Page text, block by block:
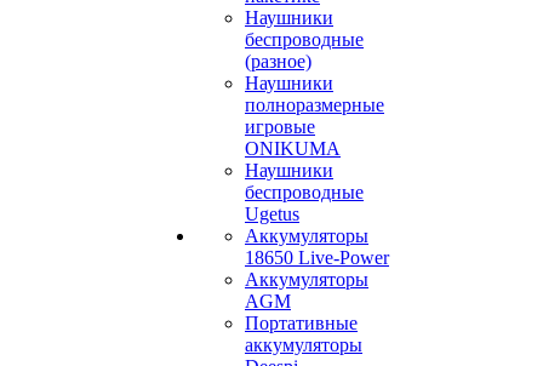
Наушники
беспроводные
(разное)
Наушники
полноразмерные
игровые
ONIKUMA
Наушники
беспроводные
Ugetus
Аккумуляторы
18650 Live-Power
Аккумуляторы
АGM
Портативные
аккумуляторы